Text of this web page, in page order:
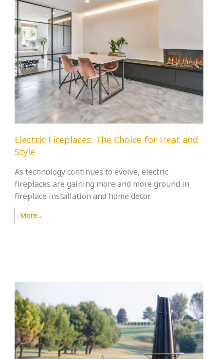
Electric Fireplaces: The Choice for Heat and
Style
As technology continues to evolve, electric
fireplaces are gaining more and more ground in
fireplace installation and home decor.
More...